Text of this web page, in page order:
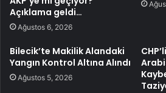
Açıklama geldi…
Ağustos 6, 2026
Bilecik’te Makilik Alandaki
Yangın Kontrol Altına Alındı
Ağustos 5, 2026